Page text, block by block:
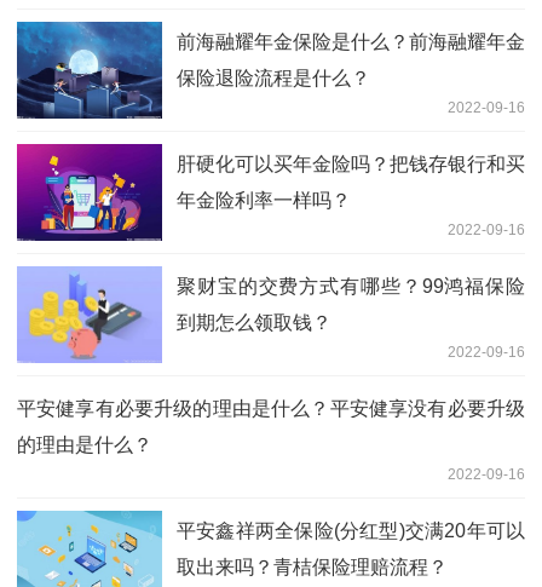
前海融耀年金保险是什么？前海融耀年金
保险退险流程是什么？
2022-09-16
肝硬化可以买年金险吗？把钱存银行和买
年金险利率一样吗？
2022-09-16
聚财宝的交费方式有哪些？99鸿福保险
到期怎么领取钱？
2022-09-16
平安健享有必要升级的理由是什么？平安健享没有必要升级
的理由是什么？
2022-09-16
平安鑫祥两全保险(分红型)交满20年可以
取出来吗？青桔保险理赔流程？